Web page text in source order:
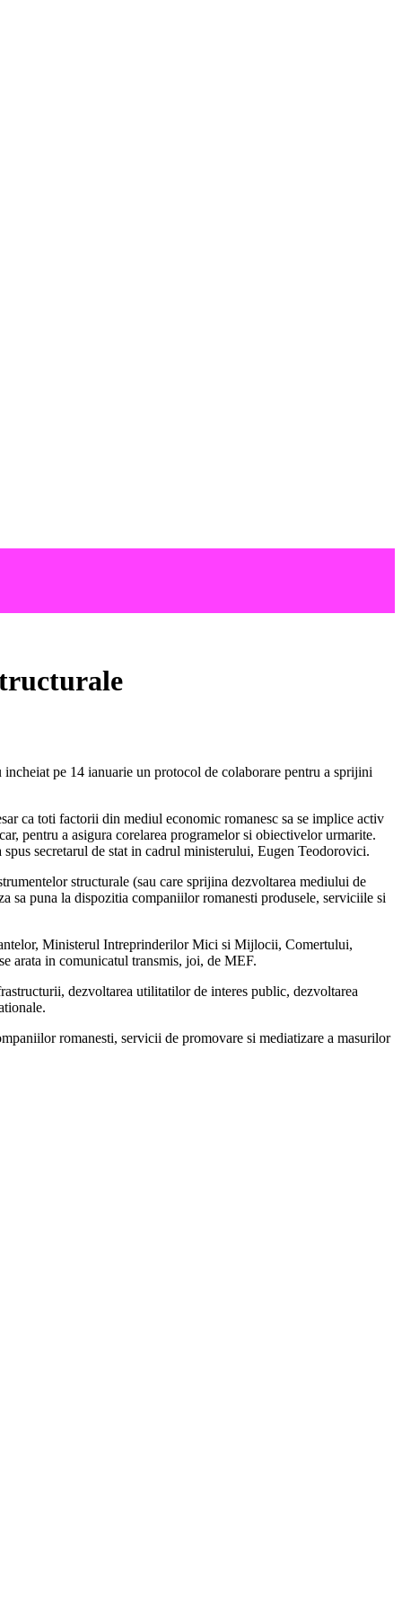
pe 14 ianuarie un protocol de colaborare pentru a sprijini
ca toti factorii din mediul economic romanesc sa se implice activ
pentru a asigura corelarea programelor si obiectivelor urmarite.
secretarul de stat in cadrul ministerului, Eugen Teodorovici.
structurale (sau care sprijina dezvoltarea mediului de
sa puna la dispozitia companiilor romanesti produsele, serviciile si
Ministerul Intreprinderilor Mici si Mijlocii, Comertului,
arata in comunicatul transmis, joi, de MEF.
dezvoltarea utilitatilor de interes public, dezvoltarea
romanesti, servicii de promovare si mediatizare a masurilor